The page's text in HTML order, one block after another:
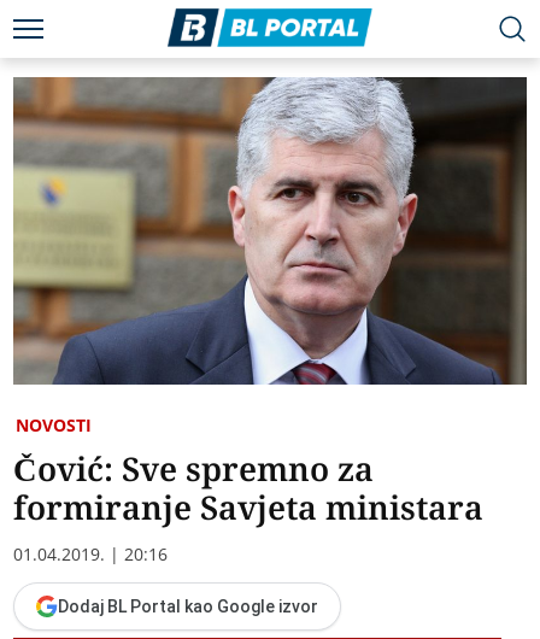
NOVOSTI
Čović: Sve spremno za
formiranje Savjeta ministara
01.04.2019. | 20:16
Dodaj BL Portal kao Google izvor